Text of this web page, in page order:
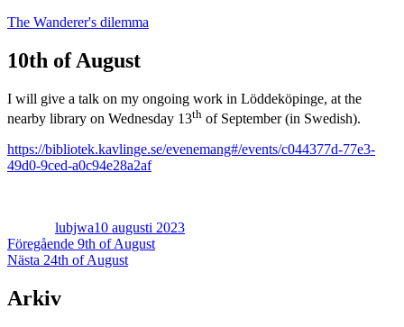
Hoppa
innehåll
The Wanderer's dilemma
10th of August
I will give a talk on my ongoing work in Löddeköpinge, at the
nearby library on Wednesday 13th of September (in Swedish).
https://bibliotek.kavlinge.se/evenemang#/events/c044377d-77e3-
49d0-9ced-a0c94e28a2af
lubjwa10 augusti 2023
Inläggsnavigering
Föregående Föregående
inlägg:
9th of August
Nästa Nästa
24th of August
Arkiv